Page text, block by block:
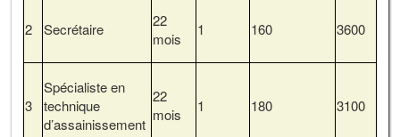
2 Secrétaire
22
mois
1 160 3600
3
Spécialiste en
technique
d’assainissement
22
mois
1 180 3100